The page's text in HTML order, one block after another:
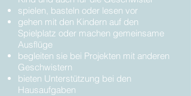
spielen, basteln oder lesen vor
gehen mit den Kindern auf den
Spielplatz oder machen gemeinsame
Ausflüge
begleiten sie bei Projekten mit anderen
Geschwistern
bieten Unterstützung bei den
Hausaufgaben